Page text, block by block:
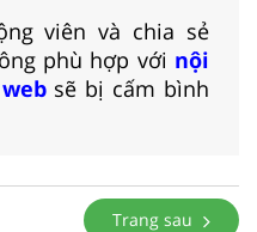
viên và chia sẻ
phù hợp với nội
sẽ bị cấm bình
Trang sau